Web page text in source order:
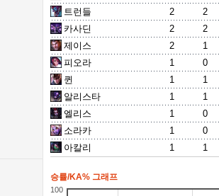
트런들
2
2
카사딘
2
2
제이스
2
1
피오라
1
0
퀸
1
1
알리스타
1
1
엘리스
1
0
소라카
1
0
아칼리
1 1
승률/KA% 그래프
100